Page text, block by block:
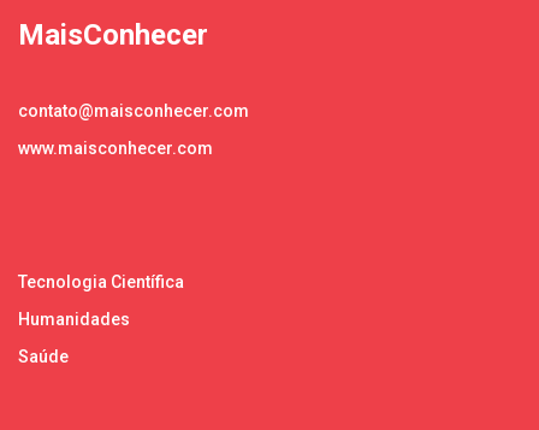
MaisConhecer
contato@maisconhecer.com
www.maisconhecer.com
Tecnologia Científica
Humanidades
Saúde